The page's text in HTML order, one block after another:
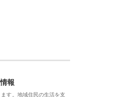
報
す。地域住民の生活を支